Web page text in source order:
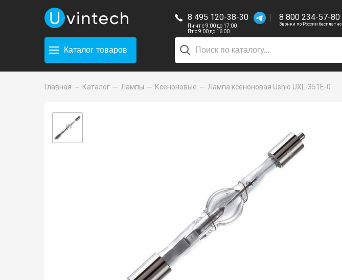
8 495 120-38-30
Пн-чт с 9:00 до 17:00
Пт с 9:00 до 16:00
8 800 234-57-80
Звонки по России бесплатно
Каталог товаров
Главная Каталог Лампы Ксеноновые Лампа ксеноновая Ushio UXL-351E-0